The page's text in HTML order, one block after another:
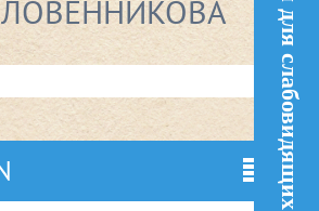
Версия для слабовидящих